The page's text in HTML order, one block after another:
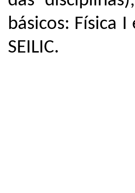
básicos: Física I
SEILIC.